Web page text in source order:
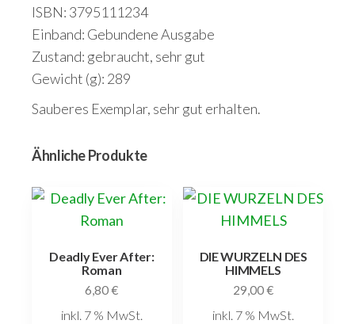
ISBN: 3795111234
Einband: Gebundene Ausgabe
Zustand: gebraucht, sehr gut
Gewicht (g): 289
Sauberes Exemplar, sehr gut erhalten.
Ähnliche Produkte
Deadly Ever After:
Roman
6,80€
inkl. 7 % MwSt.
DIE WURZELN DES
HIMMELS
29,00€
inkl. 7 % MwSt.